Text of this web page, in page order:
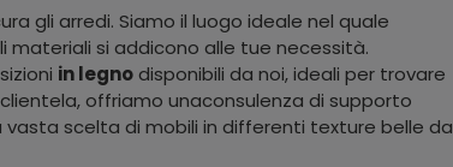
gli arredi. Siamo il luogo ideale nel quale
materiali si addicono alle tue necessità.
in legno disponibili da noi, ideali per trovare
offriamo unaconsulenza di supporto
scelta di mobili in differenti texture belle da